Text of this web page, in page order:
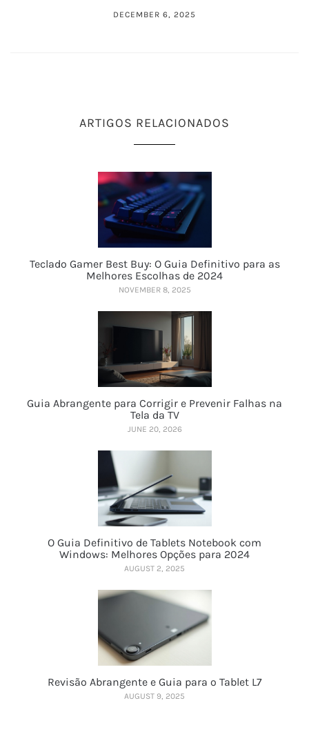
DECEMBER 6, 2025
ARTIGOS RELACIONADOS
Teclado Gamer Best Buy: O Guia Definitivo para as
Melhores Escolhas de 2024
NOVEMBER 8, 2025
Guia Abrangente para Corrigir e Prevenir Falhas na
Tela da TV
JUNE 20, 2026
O Guia Definitivo de Tablets Notebook com
Windows: Melhores Opções para 2024
AUGUST 2, 2025
Revisão Abrangente e Guia para o Tablet L7
AUGUST 9, 2025